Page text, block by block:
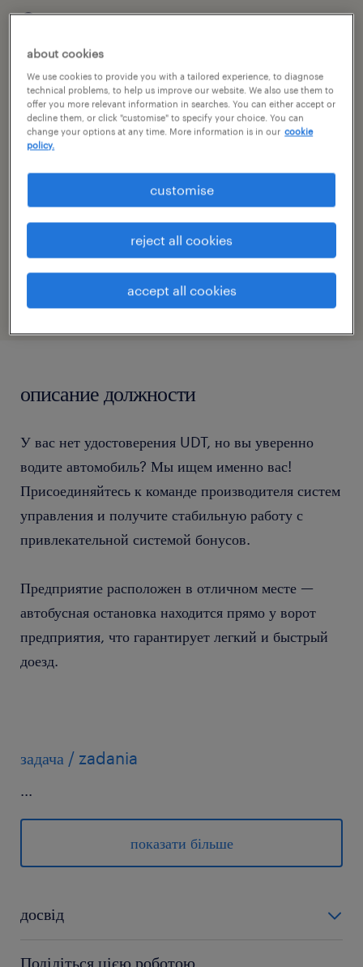
PLN5,070 - PLN5,748 в месяц
временная работа
pełen etat
продукция
47039592
описание должности
У вас нет удостоверения UDT, но вы уверенно
водите автомобиль? Мы ищем именно вас!
Присоединяйтесь к команде производителя систем
управления и получите стабильную работу с
привлекательной системой бонусов.
Предприятие расположен в отличном месте —
автобусная остановка находится прямо у ворот
предприятия, что гарантирует легкий и быстрый
доезд.
задача / zadania
...
управление складской тележкой/погрузчиком
на территории предприятия.
доставка комплектующих на
продукции.
активная работа: совмещает в себе как
показати більше
досвід
Поділіться цією роботою
about cookies
We use cookies to provide you with a tailored experience, to diagnose
technical problems, to help us improve our website. We also use them to
offer you more relevant information in searches. You can either accept or
decline them, or click "customise" to specify your choice. You can
change your options at any time. More information is in our cookie
policy.
accept all cookies
reject all cookies
customise